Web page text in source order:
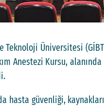
Teknoloji Üniversitesi
Anestezi Kursu,
hasta güvenliği,